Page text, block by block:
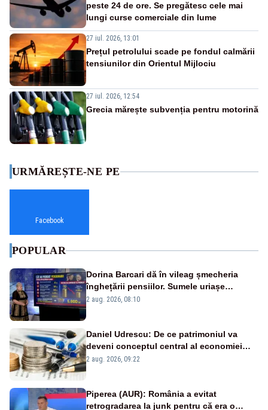
peste 24 de ore. Se pregătesc cele mai
lungi curse comerciale din lume
27 iul. 2026, 13:01
Prețul petrolului scade pe fondul calmării
tensiunilor din Orientul Mijlociu
27 iul. 2026, 12:54
Grecia mărește subvenția pentru motorină
URMĂREȘTE-NE PE
Facebook
POPULAR
Dorina Barcari dă în vileag șmecheria
înghețării pensiilor. Sumele uriașe
pierdute de fiecare român
2 aug. 2026, 08:10
Daniel Udrescu: De ce patrimoniul va
deveni conceptul central al economiei
viitoare?
2 aug. 2026, 09:22
Piperea (AUR): România a evitat
retrogradarea la junk pentru că era o